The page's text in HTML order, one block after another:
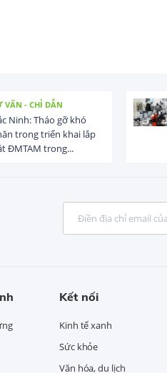
VẤN - CHỈ DẪN
Ninh: Tháo gỡ khó
trong triển khai lắp
ĐMTAM trong...
Kết nối
Kinh tế xanh
Sức khỏe
Văn hóa, du lịch